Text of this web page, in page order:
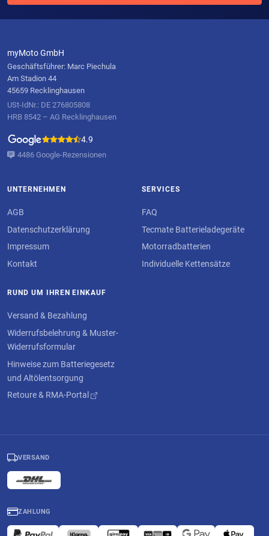
myMoto GmbH
Geschäftsführer: Marc Piechula
Am Stadion 44
45659 Recklinghausen
USt-IdNr.: DE 276805808
HRB 8542 – AG Recklinghausen
4.9
4486 Google-Rezensionen
UNTERNEHMEN
AGB
Datenschutzerklärung
Impressum
Kontakt
SERVICES
FAQ
Tecmate Batterieladegeräte
Motorradbatterien
Individuelle Kettensätze
RUND UM IHREN EINKAUF
Versand & Bezahlung
Widerrufsbelehrung & Muster-
Widerrufsformular
Hinweise zum Batteriegesetz
und Altölentsorgung
Retoure & RMA-Portal
VERSAND
ZAHLUNG